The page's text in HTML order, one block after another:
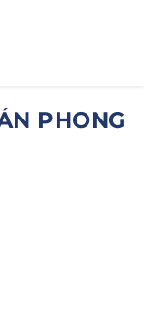
PHONG